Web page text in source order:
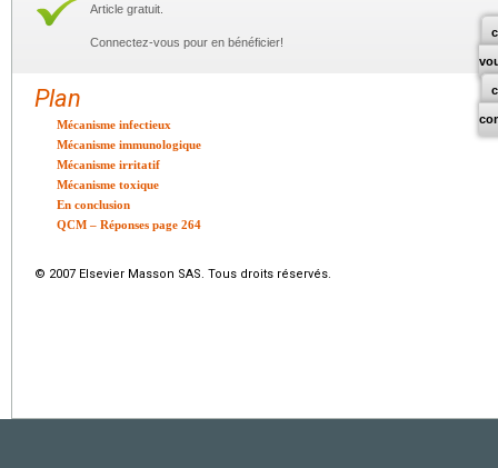
Article gratuit.
Connectez-vous pour en bénéficier!
Plan
Mécanisme infectieux
Mécanisme immunologique
Mécanisme irritatif
Mécanisme toxique
En conclusion
QCM – Réponses page 264
© 2007 Elsevier Masson SAS. Tous droits réservés.